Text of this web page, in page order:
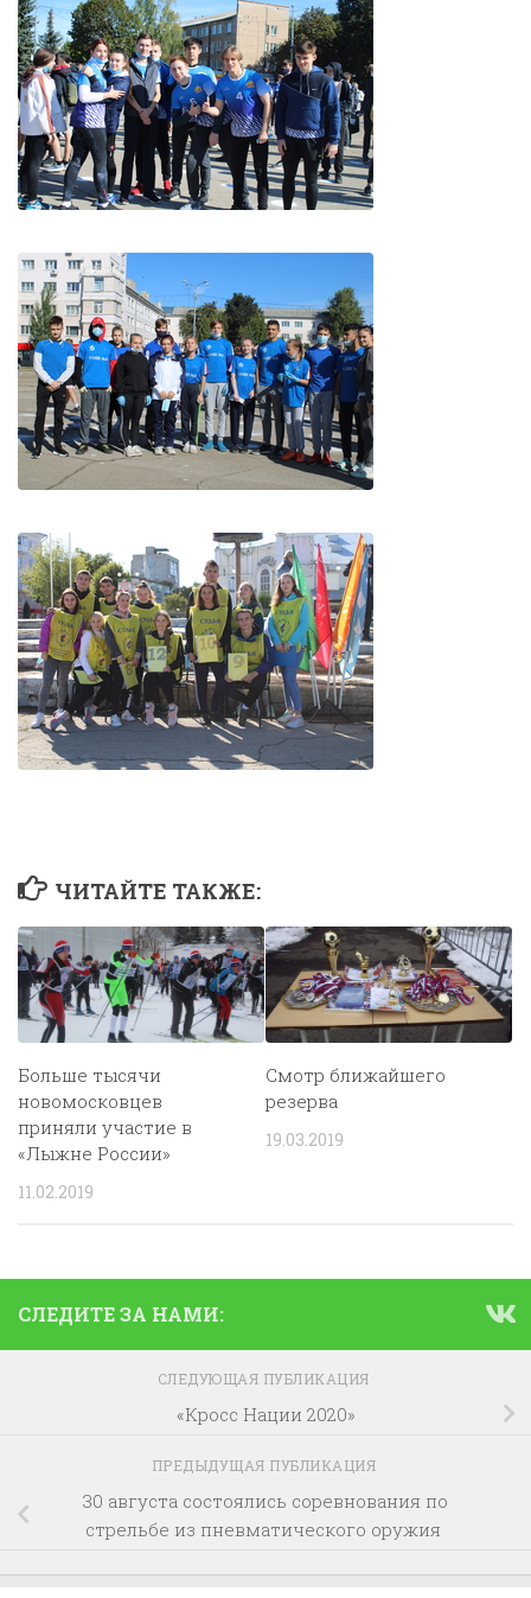
ЧИТАЙТЕ ТАКЖЕ:
Больше тысячи
новомосковцев
приняли участие в
«Лыжне России»
11.02.2019
Смотр ближайшего
резерва
19.03.2019
СЛЕДИТЕ ЗА НАМИ:
СЛЕДУЮЩАЯ ПУБЛИКАЦИЯ
«Кросс Нации 2020»
ПРЕДЫДУЩАЯ ПУБЛИКАЦИЯ
30 августа состоялись соревнования по
стрельбе из пневматического оружия